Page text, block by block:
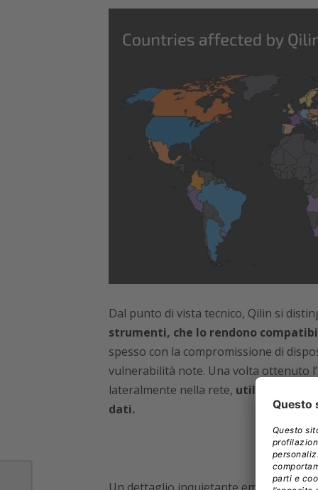
Dal punto di vista tecnico, Qilin si
strumenti, che lo rendono
spesso con la compromissione di
vulnerabilità note. Una volta ottenuto
lateralmente nella rete, utilizzando
dati.